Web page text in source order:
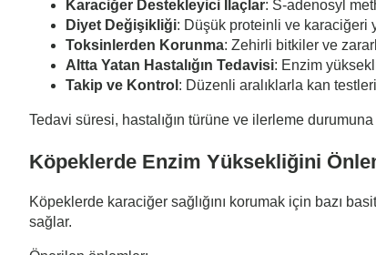
Karaciğer Destekleyici İlaçlar: S-adenosyl
Diyet Değişikliği: Düşük proteinli ve karaciğeri
Toksinlerden Korunma: Zehirli bitkiler ve
Altta Yatan Hastalığın Tedavisi: Enzim
Takip ve Kontrol : Düzenli aralıklarla kan
Tedavi süresi, hastalığın türüne ve ilerleme
Köpeklerde Enzim Yüksekliğini
Köpeklerde karaciğer sağlığını korumak için bazı
sağlar.